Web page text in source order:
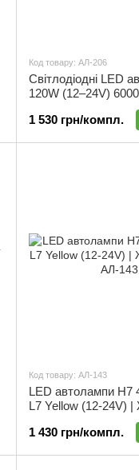
Код товару: АЛ-206
Світлодіодні LED
120W (12–24V)
S11 | комплект 2
1 530 грн/компл.
Код товару: АЛ-143
LED автолампи H7
L7 Yellow (12-24V) |
1 430 грн/компл.